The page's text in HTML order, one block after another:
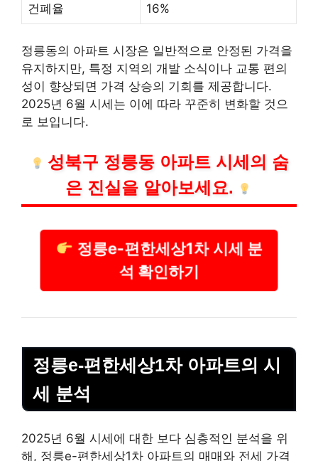
건폐율 16%
정릉동의 아파트 시장은 일반적으로 안정된 가격을
유지하지만, 특정 지역의 개발 소식이나 교통 편의
성이 향상되면 가격 상승의 기회를 제공합니다.
2025년 6월 시세는 이에 따라 꾸준히 변화할 것으
로 보입니다.
성북구 정릉동 아파트 시세의 숨
은 진실을 알아보세요.
정릉e-편한세상1차 시세 분
석 확인하기
정릉e-편한세상1차 아파트의 시
세 분석
2025년 6월 시세에 대한 보다 심층적인 분석을 위
해, 정릉e-편한세상1차 아파트의 매매와 전세 가격